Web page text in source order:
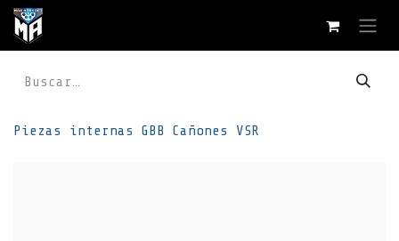
Ir al contenido
Piezas internas GBB Cañones VSR